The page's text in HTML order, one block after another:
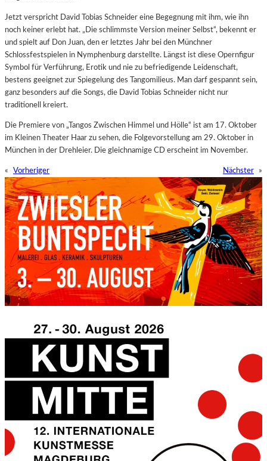
Jetzt verspricht David Tobias Schneider eine Begegnung mit ihm, wie ihn
noch keiner erlebt hat. „Die schlimmste Version meiner Selbst“, bekennt er
und spielt auf Don Juan, den er letztes Jahr bei den Münchner
Schlossfestspielen in Nymphenburg darstellte. Längst ist diese Opernfigur
Symbol für Verführung, Erotik und nie zu befriedigende Leidenschaft,
bestens geeignet zur Spiegelung des Tangomilieus. Man darf gespannt sein,
ganz besonders auf die Songs, die David Tobias Schneider nicht nur
traditionell kreiert.
Die Premiere von „Tangos Zwischen Himmel und Hölle“ ist am 17. Oktober
im Kleinen Theater Haar zu sehen, die Folgevorstellung am 29. Oktober in
München in der Drehleier. Die gleichnamige CD erscheint im November.
« Vorheriger Nächster »